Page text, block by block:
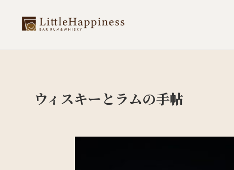
ウィスキーとラムの手帖